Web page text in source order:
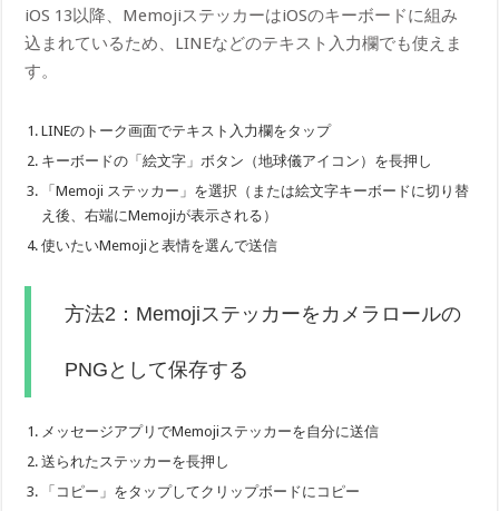
iOS 13以降、MemojiステッカーはiOSのキーボードに組み
込まれているため、LINEなどのテキスト入力欄でも使えま
す。
LINEのトーク画面でテキスト入力欄をタップ
キーボードの「絵文字」ボタン（地球儀アイコン）を長押し
「Memoji ステッカー」を選択（または絵文字キーボードに切り替
え後、右端にMemojiが表示される）
使いたいMemojiと表情を選んで送信
方法2：Memojiステッカーをカメラロールの
PNGとして保存する
メッセージアプリでMemojiステッカーを自分に送信
送られたステッカーを長押し
「コピー」をタップしてクリップボードにコピー